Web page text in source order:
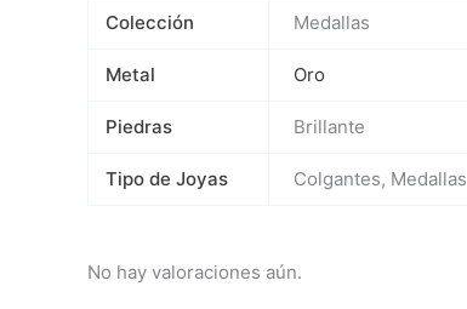
Colección Medallas
Metal Oro
Piedras Brillante
Tipo de Joyas Colgantes, Medallas
No hay valoraciones aún.